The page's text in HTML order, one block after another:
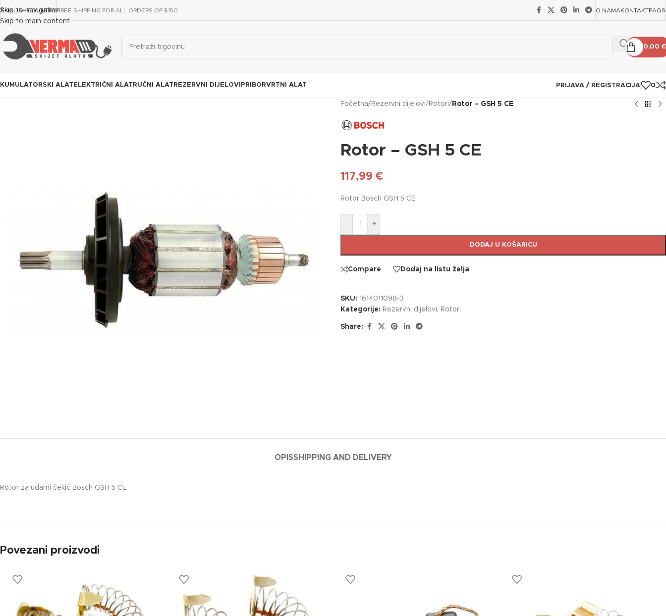
Skip to navigation
Skip to main content
ENGLISHCOUNTRYFREE SHIPPING FOR ALL ORDERS OF $150 O NAMAKONTAKTFAQS
0,00€
ALAT ELEKTRIČNI ALAT RUČNI ALAT REZERVNI DIJELOVI PRIBORVRTNI ALAT PRIJAVA / REGISTRACIJA 0
Početna/ Rezervni dijelovi/ Rotori/ Rotor – GSH 5 CE
Rotor – GSH 5 CE
117,99 €
Rotor Bosch GSH 5 CE
- +
DODAJ U KOŠARICU
Compare Dodaj na listu želja
SKU: 1614011098-3
Kategorije: Rezervni dijelovi, Rotori
Share:
OPISSHIPPING AND DELIVERY
Rotor za udarni čekić Bosch GSH 5 CE
Povezani proizvodi